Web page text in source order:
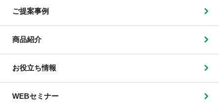
ご提案事例
商品紹介
お役立ち情報
WEBセミナー